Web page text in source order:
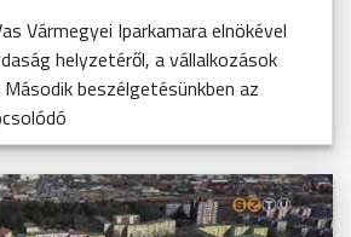
Vármegyei Iparkamara elnökével
helyzetéről, a vállalkozások
beszélgetésünkben az